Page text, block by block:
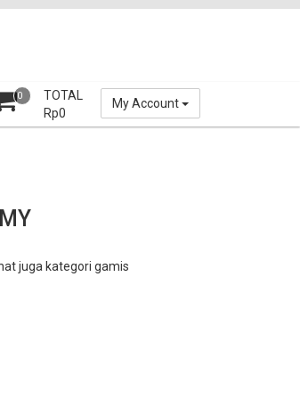
My Account
0
TOTAL
Rp0
juga kategori gamis